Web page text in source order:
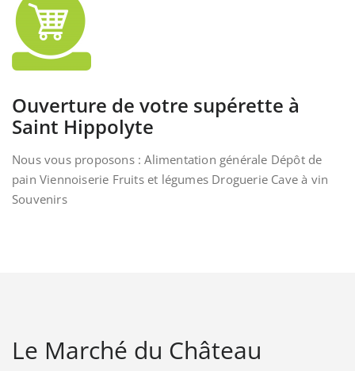
Ouverture de votre supérette à
Saint Hippolyte
Nous vous proposons : Alimentation générale Dépôt de
pain Viennoiserie Fruits et légumes Droguerie Cave à vin
Souvenirs
Le Marché du Château